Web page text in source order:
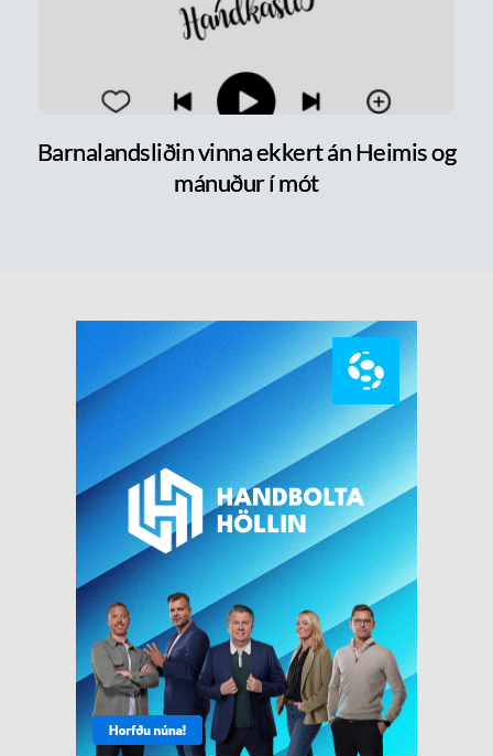
Barnalandsliðin vinna ekkert án Heimis og
mánuður í mót